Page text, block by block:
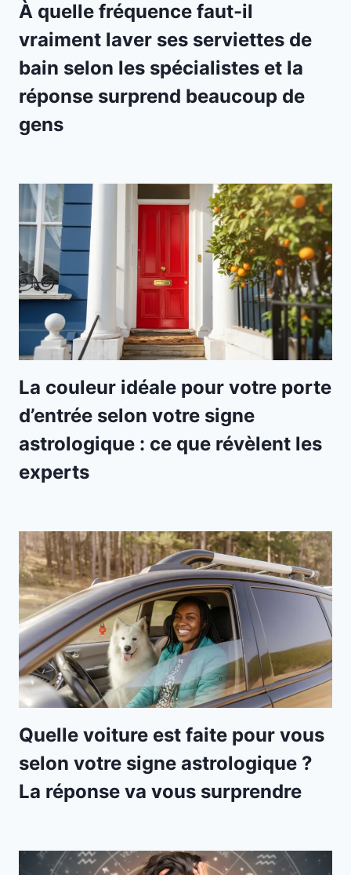
À quelle fréquence faut-il
vraiment laver ses serviettes de
bain selon les spécialistes et la
réponse surprend beaucoup de
gens
La couleur idéale pour votre porte
d’entrée selon votre signe
astrologique : ce que révèlent les
experts
Quelle voiture est faite pour vous
selon votre signe astrologique ?
La réponse va vous surprendre